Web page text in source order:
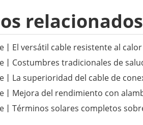
relacionados